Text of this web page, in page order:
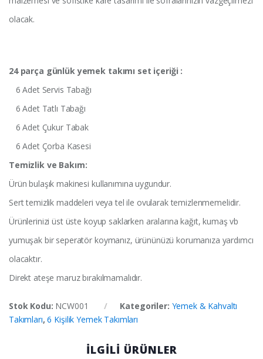
olacak.
24 parça günlük yemek takımı set içeriği :
6 Adet Servis Tabağı
6 Adet Tatlı Tabağı
6 Adet Çukur Tabak
6 Adet Çorba Kasesi
Temizlik ve Bakım:
Ürün bulaşık makinesi kullanımına uygundur.
Sert temizlik maddeleri veya tel ile ovularak temizlenmemelidir.
Ürünlerinizi üst üste koyup saklarken aralarına kağıt, kumaş vb
yumuşak bir seperatör koymanız, ürününüzü korumanıza yardımcı
olacaktır.
Direkt ateşe maruz bırakılmamalıdır.
Stok Kodu: NCW001 Kategoriler: Yemek & Kahvaltı
Takımları,6 Kişilik Yemek Takımları
İLGİLİ ÜRÜNLER